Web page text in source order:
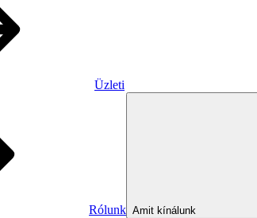
Üzleti
Rólunk Amit kínálunk